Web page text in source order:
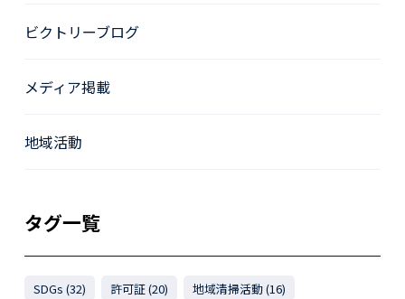
ビクトリーブログ
メディア掲載
地域活動
タグ一覧
SDGs (32) 許可証 (20)
地域清掃活動 (16)